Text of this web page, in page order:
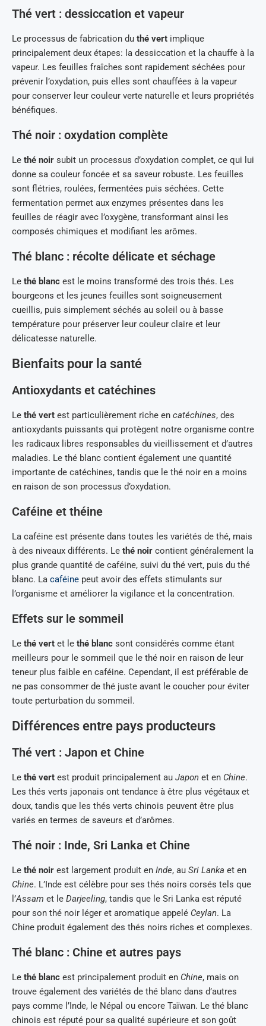
Thé vert : dessiccation et vapeur
Le processus de fabrication du thé vert implique
principalement deux étapes: la dessiccation et la chauffe à la
vapeur. Les feuilles fraîches sont rapidement séchées pour
prévenir l’oxydation, puis elles sont chauffées à la vapeur
pour conserver leur couleur verte naturelle et leurs propriétés
bénéfiques.
Thé noir : oxydation complète
Le thé noir subit un processus d’oxydation complet, ce qui lui
donne sa couleur foncée et sa saveur robuste. Les feuilles
sont flétries, roulées, fermentées puis séchées. Cette
fermentation permet aux enzymes présentes dans les
feuilles de réagir avec l’oxygène, transformant ainsi les
composés chimiques et modifiant les arômes.
Thé blanc : récolte délicate et séchage
Le thé blanc est le moins transformé des trois thés. Les
bourgeons et les jeunes feuilles sont soigneusement
cueillis, puis simplement séchés au soleil ou à basse
température pour préserver leur couleur claire et leur
délicatesse naturelle.
Bienfaits pour la santé
Antioxydants et catéchines
Le thé vert est particulièrement riche en catéchines, des
antioxydants puissants qui protègent notre organisme contre
les radicaux libres responsables du vieillissement et d’autres
maladies. Le thé blanc contient également une quantité
importante de catéchines, tandis que le thé noir en a moins
en raison de son processus d’oxydation.
Caféine et théine
La caféine est présente dans toutes les variétés de thé, mais
à des niveaux différents. Le thé noir contient généralement la
plus grande quantité de caféine, suivi du thé vert, puis du thé
blanc. La caféine peut avoir des effets stimulants sur
l’organisme et améliorer la vigilance et la concentration.
Effets sur le sommeil
Le thé vert et le thé blanc sont considérés comme étant
meilleurs pour le sommeil que le thé noir en raison de leur
teneur plus faible en caféine. Cependant, il est préférable de
ne pas consommer de thé juste avant le coucher pour éviter
toute perturbation du sommeil.
Différences entre pays producteurs
Thé vert : Japon et Chine
Le thé vert est produit principalement au Japon et en Chine.
Les thés verts japonais ont tendance à être plus végétaux et
doux, tandis que les thés verts chinois peuvent être plus
variés en termes de saveurs et d’arômes.
Thé noir : Inde, Sri Lanka et Chine
Le thé noir est largement produit en Inde, au Sri Lanka et en
Chine. L’Inde est célèbre pour ses thés noirs corsés tels que
l’Assam et le Darjeeling, tandis que le Sri Lanka est réputé
pour son thé noir léger et aromatique appelé Ceylan. La
Chine produit également des thés noirs riches et complexes.
Thé blanc : Chine et autres pays
Le thé blanc est principalement produit en Chine, mais on
trouve également des variétés de thé blanc dans d’autres
pays comme l’Inde, le Népal ou encore Taïwan. Le thé blanc
chinois est réputé pour sa qualité supérieure et son goût